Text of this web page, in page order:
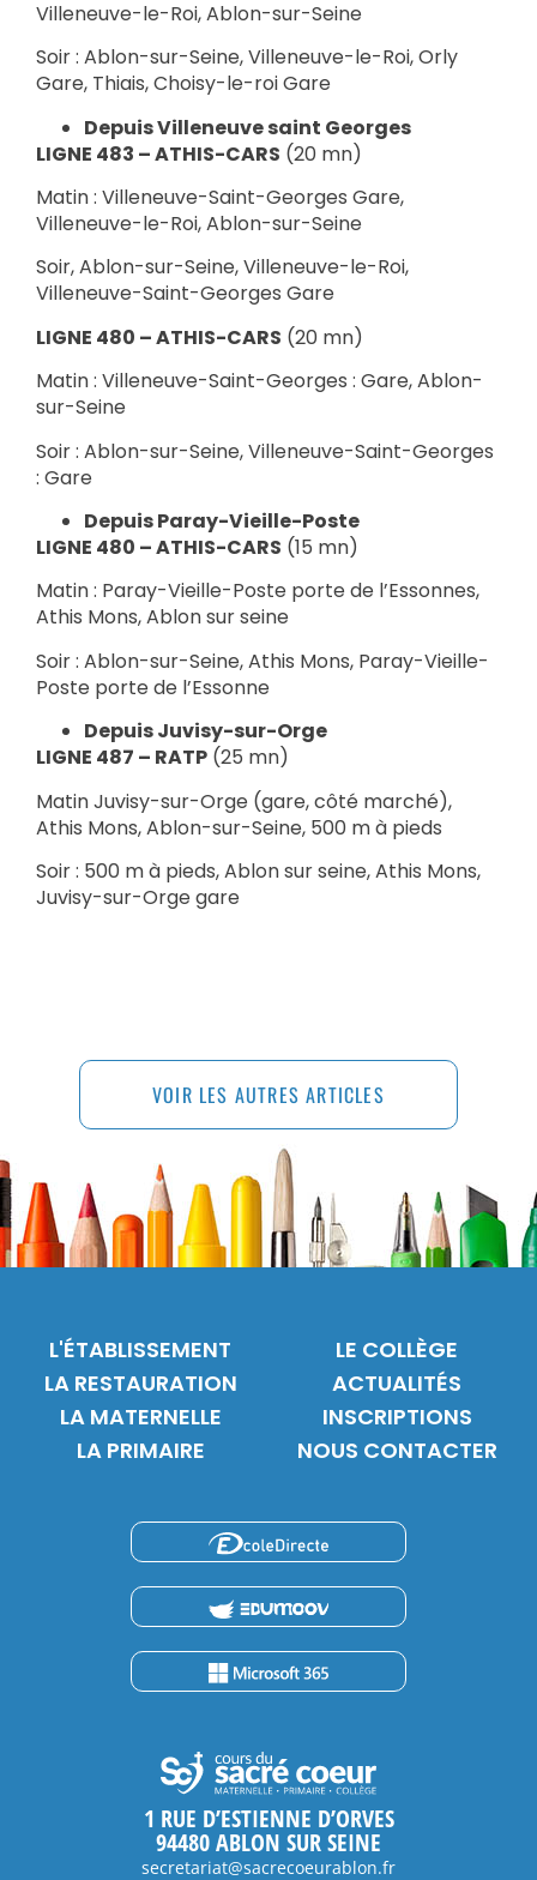
Villeneuve-le-Roi, Ablon-sur-Seine
Soir : Ablon-sur-Seine, Villeneuve-le-Roi, Orly
Gare, Thiais, Choisy-le-roi Gare
Depuis Villeneuve saint Georges
LIGNE 483 – ATHIS-CARS (20 mn)
Matin : Villeneuve-Saint-Georges Gare,
Villeneuve-le-Roi, Ablon-sur-Seine
Soir, Ablon-sur-Seine, Villeneuve-le-Roi,
Villeneuve-Saint-Georges Gare
LIGNE 480 – ATHIS-CARS (20 mn)
Matin : Villeneuve-Saint-Georges : Gare, Ablon-
sur-Seine
Soir : Ablon-sur-Seine, Villeneuve-Saint-Georges
: Gare
Depuis Paray-Vieille-Poste
LIGNE 480 – ATHIS-CARS (15 mn)
Matin : Paray-Vieille-Poste porte de l’Essonnes,
Athis Mons, Ablon sur seine
Soir : Ablon-sur-Seine, Athis Mons, Paray-Vieille-
Poste porte de l’Essonne
Depuis Juvisy-sur-Orge
LIGNE 487 – RATP (25 mn)
Matin Juvisy-sur-Orge (gare, côté marché),
Athis Mons, Ablon-sur-Seine, 500 m à pieds
Soir : 500 m à pieds, Ablon sur seine, Athis Mons,
Juvisy-sur-Orge gare
VOIR LES AUTRES ARTICLES
L'ÉTABLISSEMENT
LA RESTAURATION
LA MATERNELLE
LA PRIMAIRE
LE COLLÈGE
ACTUALITÉS
INSCRIPTIONS
NOUS CONTACTER
1 RUE D’ESTIENNE D’ORVES
94480 ABLON SUR SEINE
secretariat@sacrecoeurablon.fr